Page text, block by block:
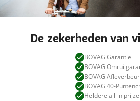
De zekerheden van
BOVAG Garantie
BOVAG
BOVAG
BOVAG 40-
Heldere all-in